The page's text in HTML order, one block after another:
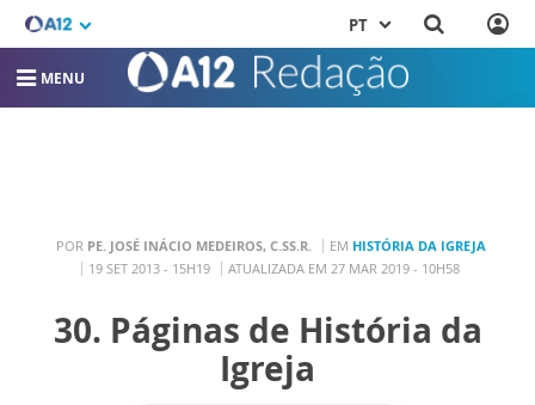
PT
MENU
POR PE. JOSÉ INÁCIO MEDEIROS, C.SS.R. EM HISTÓRIA DA IGREJA
19 SET 2013 - 15H19
ATUALIZADA EM 27 MAR 2019 - 10H58
30. Páginas de História da
Igreja